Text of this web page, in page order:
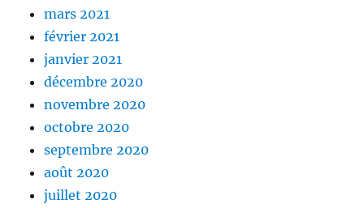
mars 2021
février 2021
janvier 2021
décembre 2020
novembre 2020
octobre 2020
septembre 2020
août 2020
juillet 2020